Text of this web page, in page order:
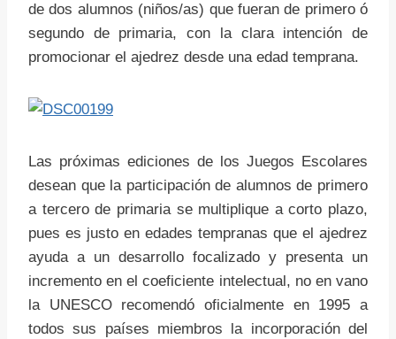
de dos alumnos (niños/as) que fueran de primero ó
segundo de primaria, con la clara intención de
promocionar el ajedrez desde una edad temprana.
Las próximas ediciones de los Juegos Escolares
desean que la participación de alumnos de primero
a tercero de primaria se multiplique a corto plazo,
pues es justo en edades tempranas que el ajedrez
ayuda a un desarrollo focalizado y presenta un
incremento en el coeficiente intelectual, no en vano
la UNESCO recomendó oficialmente en 1995 a
todos sus países miembros la incorporación del